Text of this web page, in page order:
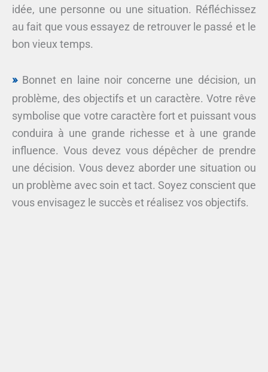
idée, une personne ou une situation. Réfléchissez
au fait que vous essayez de retrouver le passé et le
bon vieux temps.
Bonnet en laine noir concerne une décision, un
problème, des objectifs et un caractère. Votre rêve
symbolise que votre caractère fort et puissant vous
conduira à une grande richesse et à une grande
influence. Vous devez vous dépêcher de prendre
une décision. Vous devez aborder une situation ou
un problème avec soin et tact. Soyez conscient que
vous envisagez le succès et réalisez vos objectifs.